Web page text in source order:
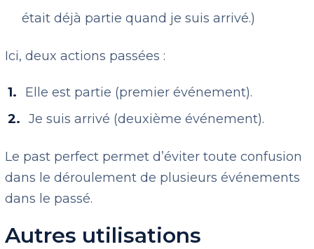
était déjà partie quand je suis arrivé.)
Ici, deux actions passées :
Elle est partie (premier événement).
Je suis arrivé (deuxième événement).
Le past perfect permet d’éviter toute confusion
dans le déroulement de plusieurs événements
dans le passé.
Autres utilisations